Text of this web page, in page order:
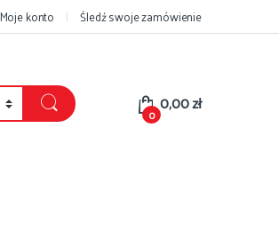
Moje konto Śledź swoje zamówienie
0 0,00zł